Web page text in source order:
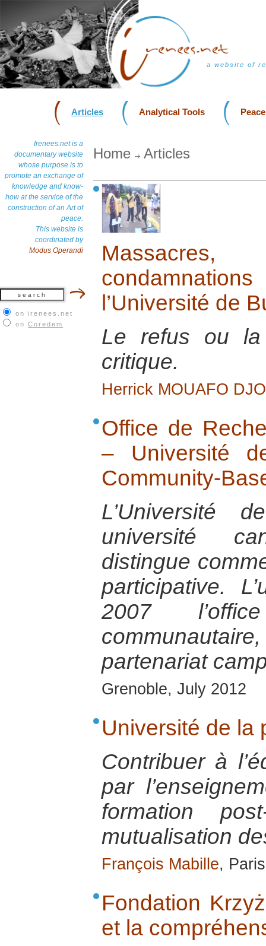
a website of
Articles Analytical Tools
Irenees.net is a
documentary website
whose purpose is to
promote an exchange of
knowledge and know-
how at the service of the
construction of an Art of
peace.
This website is
coordinated by
Modus Operandi
on irenees.net
on Coredem
Home Articles
l’Université de
Le refus ou
critique.
Herrick MOUAFO
Office de
– Université
Community-
L’Université
université
distingue
participative.
2007
partenariat
Grenoble, July 2012
Université de la
Contribuer à
par
formation
mutualisation
François Mabille,
Fondation
et la